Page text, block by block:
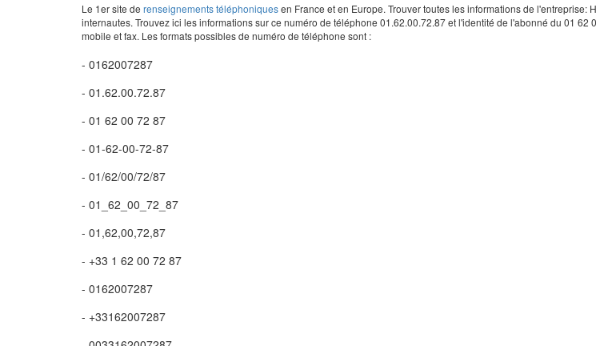
Le 1er site de renseignements téléphoniquesen France et en Europe. Trouver toutes les informations de l'entreprise:
internautes. Trouvez ici les informations sur ce numéro de téléphone 01.62.00.72.87 et l'identité de l'abonné du 01 62
mobile et fax. Les formats possibles de numéro de téléphone sont :
- 0162007287
- 01.62.00.72.87
- 01 62 00 72 87
- 01-62-00-72-87
- 01/62/00/72/87
- 01_62_00_72_87
- 01,62,00,72,87
- +33 1 62 00 72 87
- 0162007287
- +33162007287